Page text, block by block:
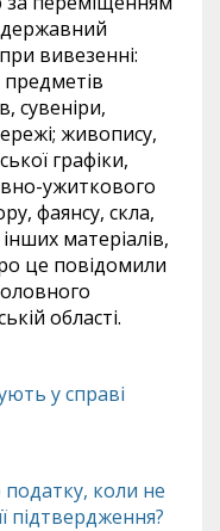
державний
вивезенні:
предметів
сувеніри,
живопису,
графіки,
ужиткового
фаянсу, скла,
матеріалів,
це повідомили
області.
у справі
податку, коли не
підтвердження?